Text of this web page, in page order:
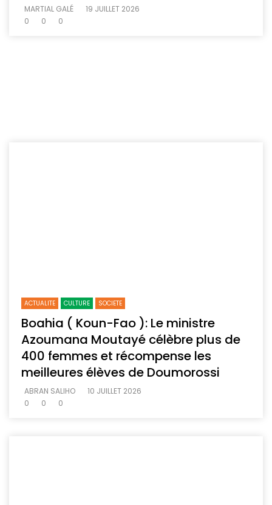
MARTIAL GALÉ
19 JUILLET 2026
0
0 0
ACTUALITE CULTURE SOCIETE
Boahia ( Koun-Fao ): Le ministre
Azoumana Moutayé célèbre plus de
400 femmes et récompense les
meilleures élèves de Doumorossi
ABRAN SALIHO
10 JUILLET 2026
0
0 0